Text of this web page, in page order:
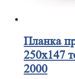
Планка
250х147
2000